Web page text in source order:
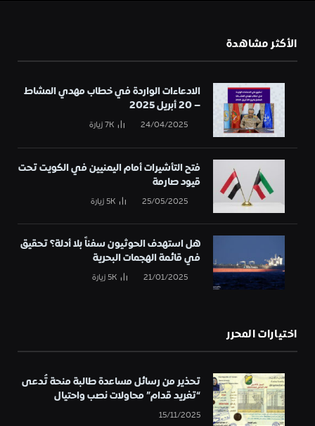
الأكثر مشاهدة
الادعاءات الواردة في خطاب مهدي المشاط
– 20 أبريل 2025
24/04/2025
7Kزيارة
فتح التأشيرات أمام اليمنيين في الكويت تحت
قيود صارمة
25/05/2025
5Kزيارة
هل استهدف الحوثيون سفناً بلا أدلة؟ تحقيق
في قائمة الهجمات البحرية
21/01/2025
5Kزيارة
اختيارات المحرر
تحذير من رسائل مساعدة طالبة منحة تُدعى
“تغريد قدام” محاولات نصب واحتيال
15/11/2025